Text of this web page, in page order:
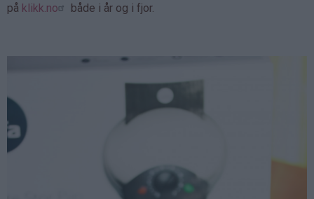
på klikk.no både i år og i fjor.